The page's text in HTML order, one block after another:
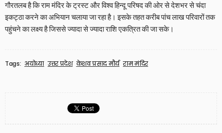
गौरतलब है कि राम मंदिर के ट्रस्ट और विश्व हिन्दू परिषद की ओर से देशभर से चंदा
इकट्ठा करने का अभियान चलाया जा रहा है। इसके तहत करीब पांच लाख परिवारों तक
पहुंचने का लक्ष्य है जिससे ज्यादा से ज्यादा राशि एकत्रित की जा सके।
Tags: अयोध्या उत्तर प्रदेश केशव प्रसाद मौर्य राम मंदिर